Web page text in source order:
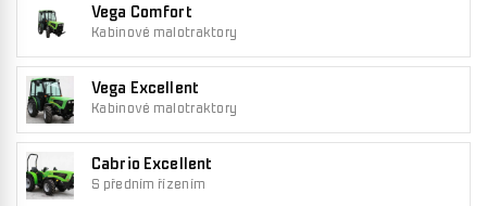
Vega Comfort
Kabinové malotraktory
Vega Excellent
Kabinové malotraktory
Cabrio Excellent
S předním řízením